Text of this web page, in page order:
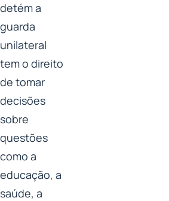
detém a
guarda
unilateral
tem o direito
de tomar
decisões
sobre
questões
como a
educação, a
saúde, a